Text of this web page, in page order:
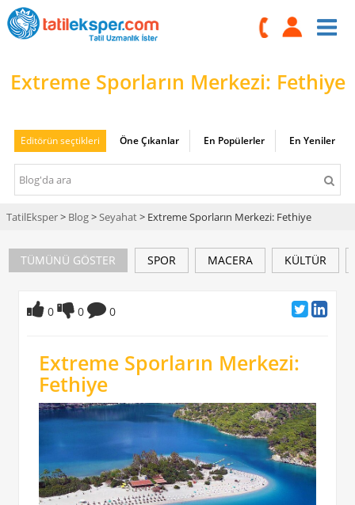
Extreme Sporların Merkezi: Fethiye
Editörün seçtikleri Öne Çıkanlar En Popülerler En Yeniler
TatilEksper> Blog>Seyahat> Extreme Sporların Merkezi: Fethiye
TÜMÜNÜ GÖSTER SPOR MACERA KÜLTÜR
0 0 0
Extreme Sporların Merkezi:
Fethiye